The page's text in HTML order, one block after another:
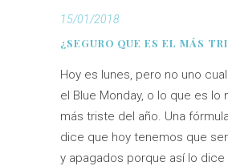
15/01/2018
¿SEGURO QUE ES EL MÁS
Hoy es lunes, pero no uno
el Blue Monday, o lo que es lo
más triste del año. Una
dice que hoy tenemos que
y apagados porque así lo dice